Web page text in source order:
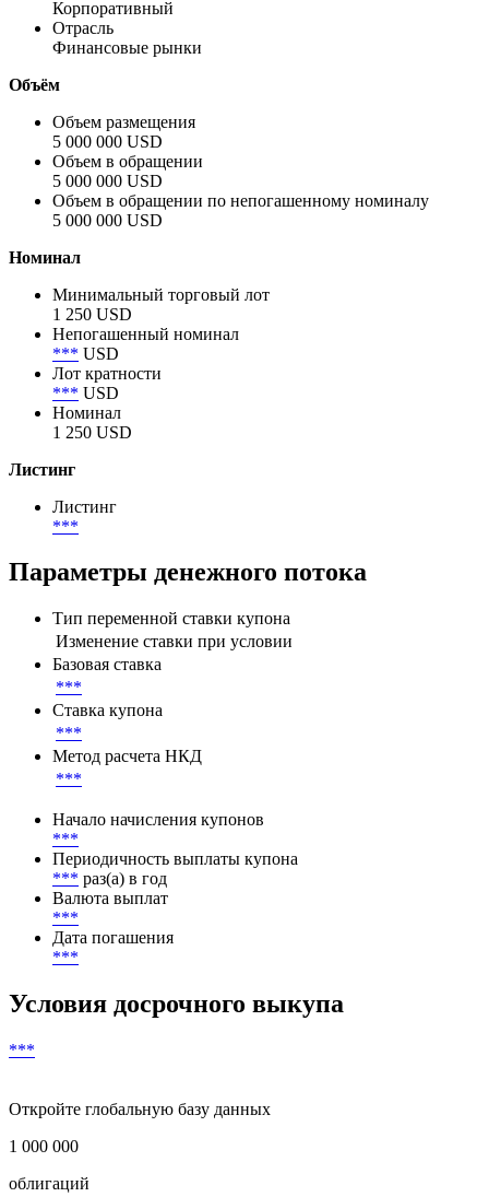
Корпоративный
Отрасль
Финансовые рынки
Объём
Объем размещения
5 000 000 USD
Объем в обращении
5 000 000 USD
Объем в обращении по непогашенному номиналу
5 000 000 USD
Номинал
Минимальный торговый лот
1 250 USD
Непогашенный номинал
*** USD
Лот кратности
*** USD
Номинал
1 250 USD
Листинг
Листинг
***
Параметры денежного потока
Тип переменной ставки купона
Изменение ставки при условии
Базовая ставка
***
Ставка купона
***
Метод расчета НКД
***
Начало начисления купонов
***
Периодичность выплаты купона
*** раз(а) в год
Валюта выплат
***
Дата погашения
***
Условия досрочного выкупа
***
Откройте глобальную базу данных
1 000 000
облигаций